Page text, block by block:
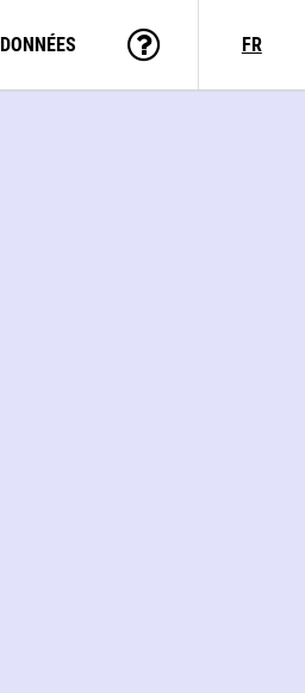
DONNÉES FR